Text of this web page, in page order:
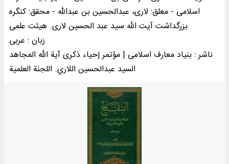
اسلامی - معلق: لاری، عبدالحسین بن عبدالله - محقق: کنگره
بزرگداشت آیت الله سید عبد الحسین لاری. هیئت علمی
زبان : عربی
ناشر : بنیاد معارف اسلامی | مؤتمر إحياء ذكری آية الله المجاهد
السيد عبدالحسين اللاري. اللجنة العلمية